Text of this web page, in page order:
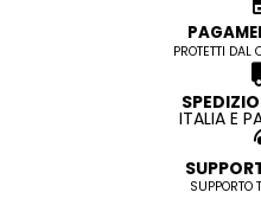
PROTETTI DAL
ITALIA E